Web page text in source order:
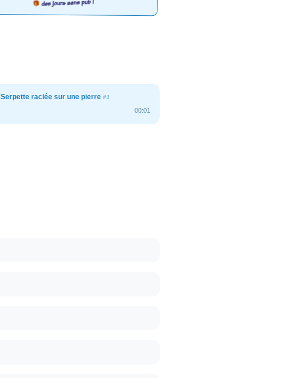
Serpette raclée sur une pierre#1
00:01